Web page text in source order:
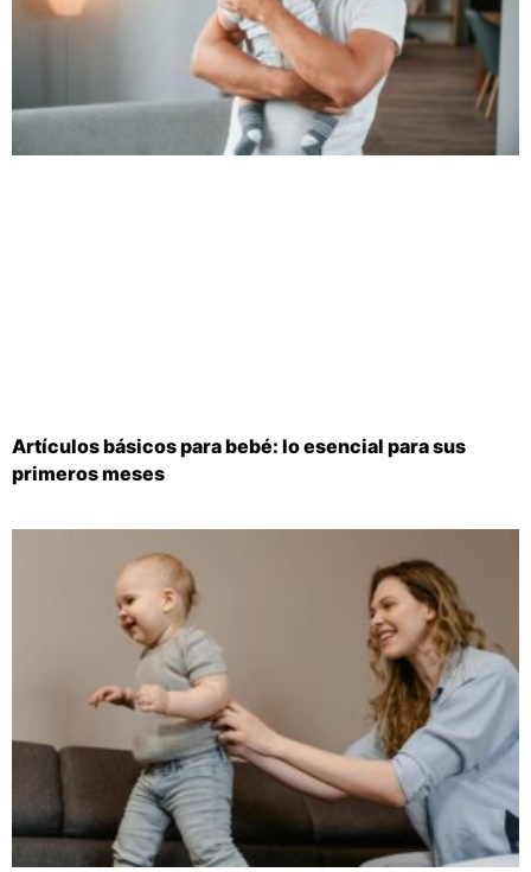
Artículos básicos para bebé: lo esencial para sus
primeros meses